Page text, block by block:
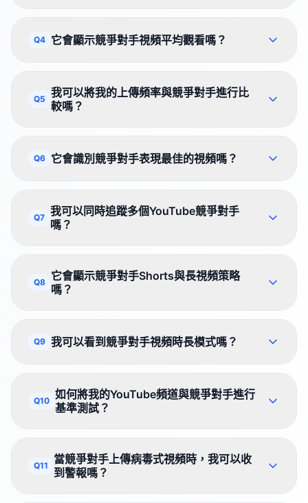
Q4 它會顯示競爭對手視頻平均觀看嗎？
Q5 我可以將我的上傳頻率與競爭對手進行比
較嗎？
Q6 它會識別競爭對手表現最佳的視頻嗎？
Q7 我可以同時追蹤多個YouTube競爭對手
嗎？
Q8 它會顯示競爭對手Shorts與長視頻策略
嗎？
Q9 我可以看到競爭對手視頻時長模式嗎？
Q10 如何將我的YouTube頻道與競爭對手進行
基準測試？
Q11
當競爭對手上傳病毒式視頻時，我可以收
到警報嗎？